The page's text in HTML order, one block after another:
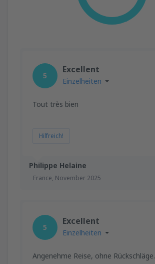
Philippe Helaine
France, November 2025
5
Excellent
Einzelheiten
Tout très bien
Hilfreich!
5
Excellent
Einzelheiten
Angenehme Reise, ohne Rückschläge.